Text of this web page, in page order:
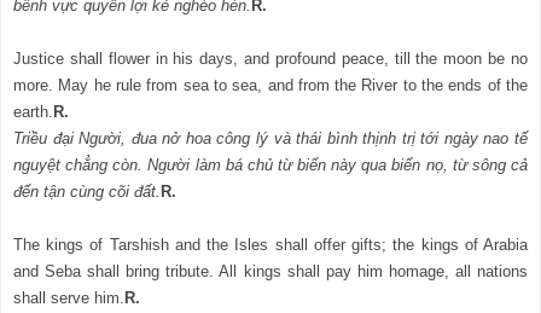
bênh vực quyền lợi kẻ nghèo hèn. R.
Justice shall flower in his days, and profound peace, till the moon be no
more. May he rule from sea to sea, and from the River to the ends of the
earth. R.
Triều đại Người, đua nở hoa công lý và thái bình thịnh trị tới ngày nao tế
nguyệt chẳng còn. Người làm bá chủ từ biển này qua biển nọ, từ sông cả
đến tận cùng cõi đất. R.
The kings of Tarshish and the Isles shall offer gifts; the kings of Arabia
and Seba shall bring tribute. All kings shall pay him homage, all nations
shall serve him. R.